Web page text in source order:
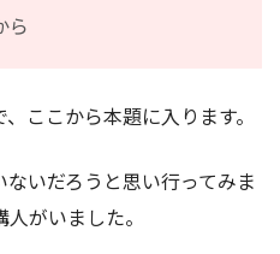
ら
ここから本題に入ります。
いだろうと思い行ってみま
がいました。